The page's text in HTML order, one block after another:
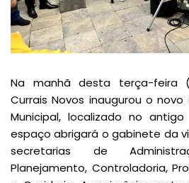
Na manhã desta terça-feira
Currais Novos inaugurou o
Municipal, localizado no
espaço abrigará o gabinete da
secretarias de
Planejamento, Controladoria,